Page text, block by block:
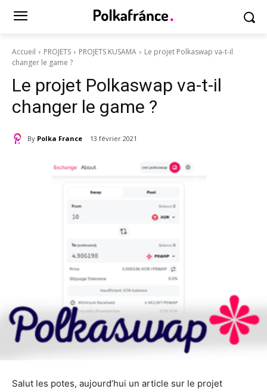
Accueil PROJETS PROJETS KUSAMA
Le projet Polkaswap va-t-il
changer le game ?
Le projet Polkaswap va-t-il
changer le game ?
By Polka France 13 février 2021
Salut les potes, aujourd’hui un article sur le projet